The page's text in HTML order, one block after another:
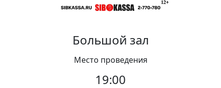
Большой зал
Место проведения
19:00